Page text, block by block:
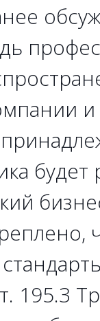
будет
195.3